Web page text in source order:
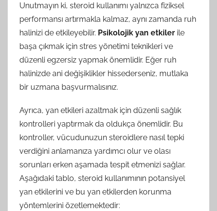
Unutmayın ki, steroid kullanımı yalnızca fiziksel
performansı artırmakla kalmaz, aynı zamanda ruh
halinizi de etkileyebilir. Psikolojik yan etkiler ile
başa çıkmak için stres yönetimi teknikleri ve
düzenli egzersiz yapmak önemlidir. Eğer ruh
halinizde ani değişiklikler hissederseniz, mutlaka
bir uzmana başvurmalısınız.
Ayrıca, yan etkileri azaltmak için düzenli sağlık
kontrolleri yaptırmak da oldukça önemlidir. Bu
kontroller, vücudunuzun steroidlere nasıl tepki
verdiğini anlamanıza yardımcı olur ve olası
sorunları erken aşamada tespit etmenizi sağlar.
Aşağıdaki tablo, steroid kullanımının potansiyel
yan etkilerini ve bu yan etkilerden korunma
yöntemlerini özetlemektedir: